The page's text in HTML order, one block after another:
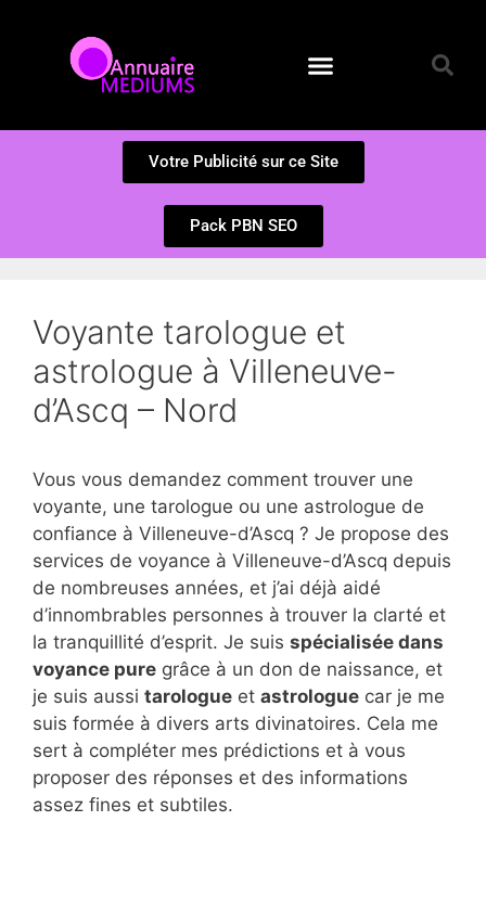
Votre Publicité sur ce Site
Pack PBN SEO
Voyante tarologue et
astrologue à Villeneuve-
d’Ascq – Nord
Vous vous demandez comment trouver une
voyante, une tarologue ou une astrologue de
confiance à Villeneuve-d’Ascq ? Je propose des
services de voyance à Villeneuve-d’Ascq depuis
de nombreuses années, et j’ai déjà aidé
d’innombrables personnes à trouver la clarté et
la tranquillité d’esprit. Je suis spécialisée dans
voyance pure grâce à un don de naissance, et
je suis aussi tarologue et astrologue car je me
suis formée à divers arts divinatoires. Cela me
sert à compléter mes prédictions et à vous
proposer des réponses et des informations
assez fines et subtiles.